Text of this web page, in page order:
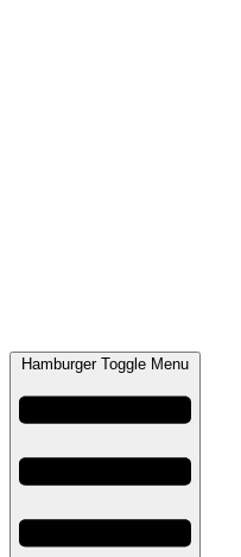
Hamburger Toggle Menu